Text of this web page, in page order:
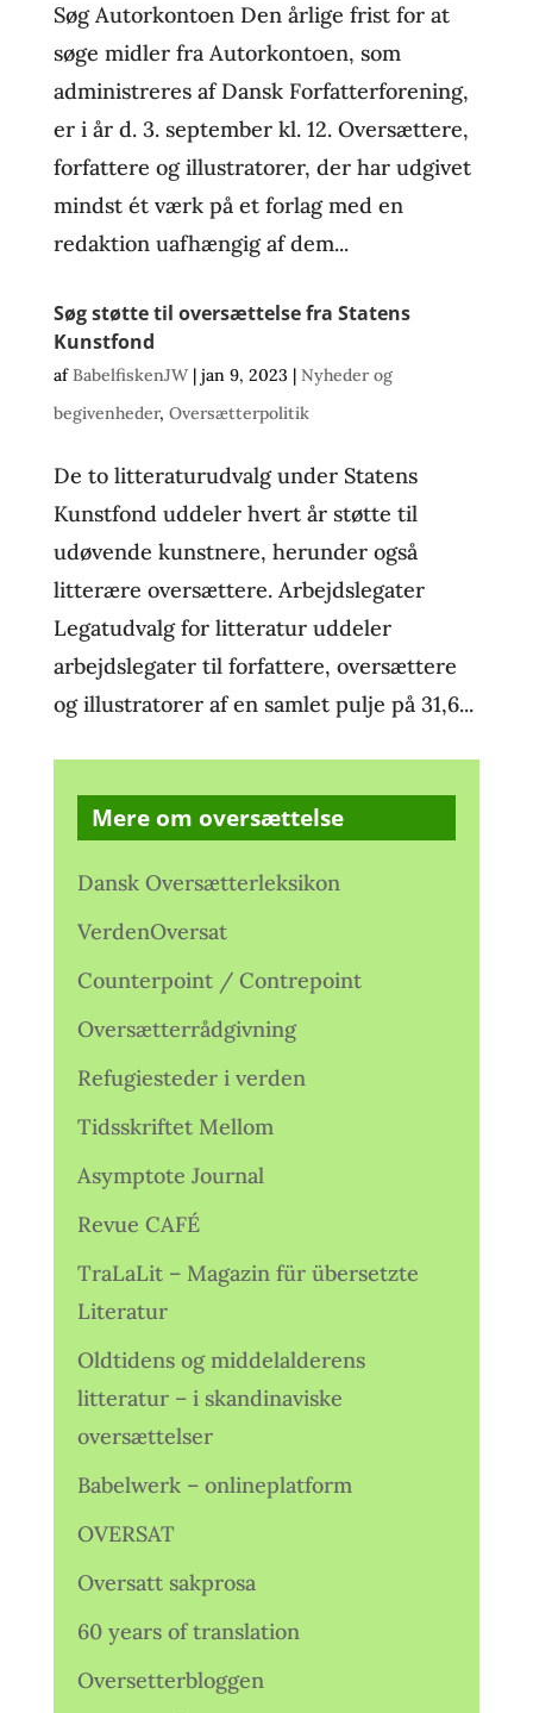
Søg Autorkontoen Den årlige frist for at
søge midler fra Autorkontoen, som
administreres af Dansk Forfatterforening,
er i år d. 3. september kl. 12. Oversættere,
forfattere og illustratorer, der har udgivet
mindst ét værk på et forlag med en
redaktion uafhængig af dem...
Søg støtte til oversættelse fra Statens
Kunstfond
afBabelfiskenJW| jan 9, 2023| Nyheder og
begivenheder, Oversætterpolitik
De to litteraturudvalg under Statens
Kunstfond uddeler hvert år støtte til
udøvende kunstnere, herunder også
litterære oversættere. Arbejdslegater
Legatudvalg for litteratur uddeler
arbejdslegater til forfattere, oversættere
og illustratorer af en samlet pulje på 31,6...
Mere om oversættelse
Dansk Oversætterleksikon
VerdenOversat
Counterpoint / Contrepoint
Oversætterrådgivning
Refugiesteder i verden
Tidsskriftet Mellom
Asymptote Journal
Revue CAFÉ
TraLaLit – Magazin für übersetzte
Literatur
Oldtidens og middelalderens
litteratur – i skandinaviske
oversættelser
Babelwerk – onlineplatform
OVERSAT
Oversatt sakprosa
60 years of translation
Oversetterbloggen